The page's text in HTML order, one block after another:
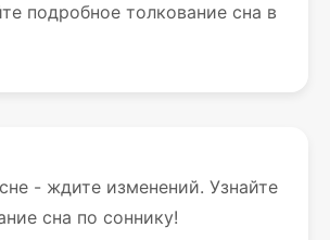
подробное толкование сна в
- ждите изменений. Узнайте
сна по соннику!